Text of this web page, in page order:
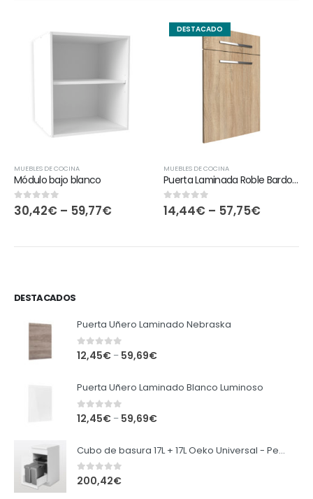
MUEBLES DE COCINA
Módulo bajo blanco
0out of 5
30,42€ – 59,77€
DESTACADO
MUEBLES DE COCINA
Puerta Laminada Roble Bardolino
0 out of 5
14,44€ – 57,75€
DESTACADOS
Puerta Uñero Laminado Nebraska
0out of 5
12,45€ – 59,69€
Puerta Uñero Laminado Blanco Luminoso
0out of 5
12,45€ – 59,69€
Cubo de basura 17L + 17L Oeko Universal - Peka
0out of 5
200,42€